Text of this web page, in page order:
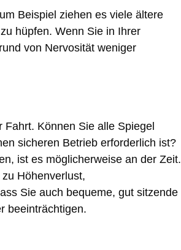
Beispiel ziehen es viele ältere
hüpfen. Wenn Sie in Ihrer
von Nervosität weniger
Fahrt. Können Sie alle Spiegel
sicheren Betrieb erforderlich ist?
ist es möglicherweise an der Zeit.
Höhenverlust,
Sie auch bequeme, gut sitzende
beeinträchtigen.